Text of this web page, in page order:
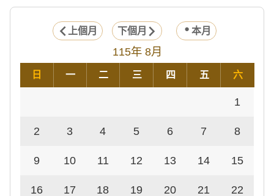
上個月 下個月 本月
115年 8月
日 一 二 三 四 五 六
1
2 3 4 5 6 7 8
9 10 11 12 13 14 15
16 17 18 19 20 21 22